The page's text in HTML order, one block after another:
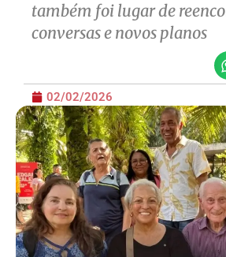
também foi lugar de
conversas e novos planos
02/02/2026